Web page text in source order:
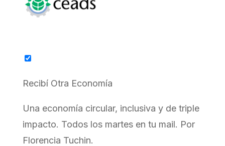
Recibí Otra Economía
Una economía circular, inclusiva y de triple
impacto. Todos los martes en tu mail. Por
Florencia Tuchin.